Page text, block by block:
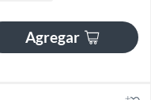
Agregar